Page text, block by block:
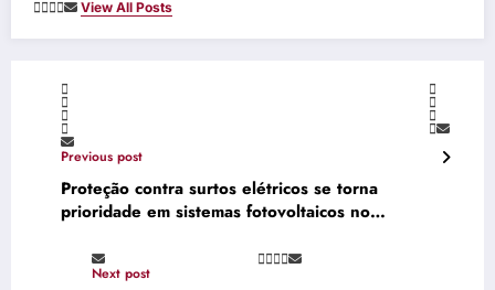
View All Posts
Previous post
Proteção contra surtos elétricos se torna
prioridade em sistemas fotovoltaicos no
Next post